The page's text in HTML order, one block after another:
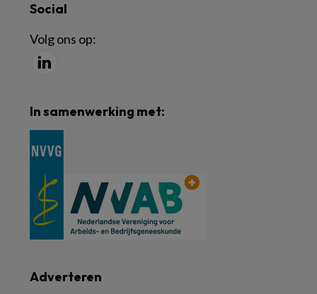
Social
Volg ons op:
Adverteren
In samenwerking met: